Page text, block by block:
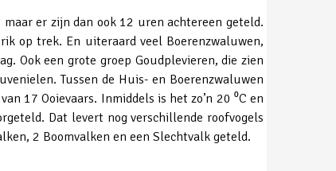
er zijn dan ook 12 uren achtereen geteld.
op trek. En uiteraard veel Boerenzwaluwen,
Ook een grote groep Goudplevieren, die zien
Tussen de Huis- en Boerenzwaluwen
17 Ooievaars. Inmiddels is het zo’n 20 ⁰C en
Dat levert nog verschillende roofvogels
2 Boomvalken en een Slechtvalk geteld.